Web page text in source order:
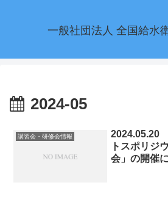
一般社団法人 全国給水
2024-05
講習会・研修会情報
2024.05.20
トスポリジ
会」の開催